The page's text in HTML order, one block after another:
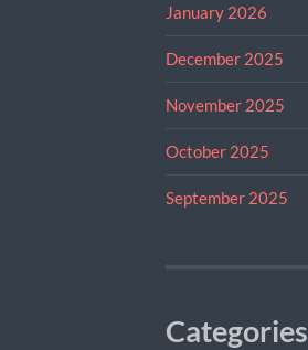
January 2026
December 2025
November 2025
October 2025
September 2025
Categories